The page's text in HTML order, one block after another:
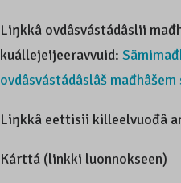
Liŋkkâ ovdâsvástádâslii
kuállejeijeeravvuid:
ovdâsvástádâslâš
Liŋkkâ eettisii killeelvuođâ
Kárttá (linkki luonnokseen)